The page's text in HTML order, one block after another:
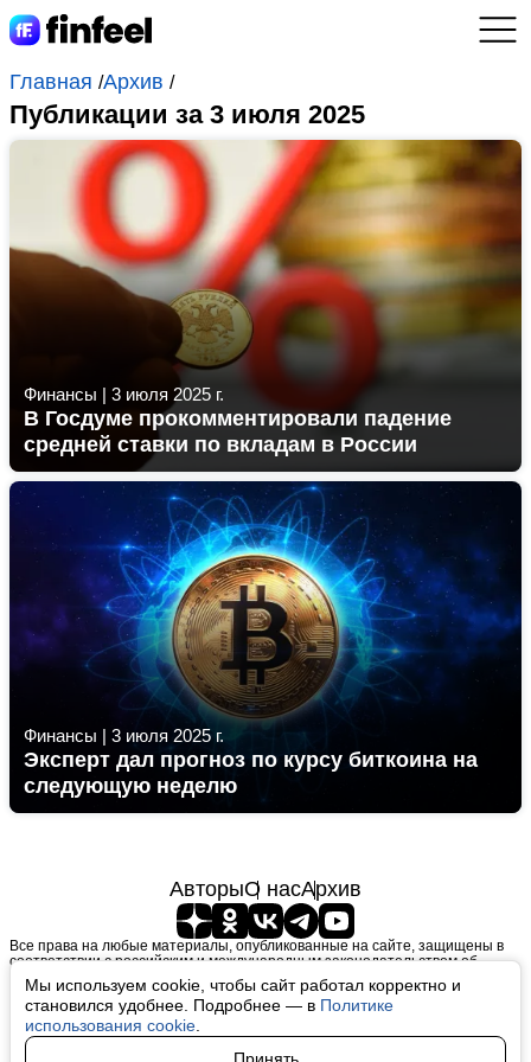
Мы используем cookie, чтобы сайт работал корректно и
становился удобнее. Подробнее — в Политике
использования cookie
Главная /Архив /
Публикации за 3 июля 2025
Финансы | 3 июля 2025 г.
В Госдуме прокомментировали падение
средней ставки по вкладам в России
Финансы | 3 июля 2025 г.
Эксперт дал прогноз по курсу биткоина на
следующую неделю
АвторыО насАрхив
Все права на любые материалы, опубликованные на сайте, защищены в
соответствии с российским и международным законодательством об
интеллектуальной собственности. Любое использование текстовых, фото,
аудио и видеоматериалов возможно только с согласия правообладателя
(finfeel.ru). Персональные данные (ФЗ 152). При полном или частичном
использовании материалов finfeel.ru активная индексируемая гиперссылка
на исходный материал обязательна. Запрещено для детей. Оригинал